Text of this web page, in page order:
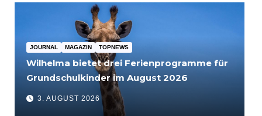
JOURNAL MAGAZIN TOPNEWS
Wilhelma bietet drei Ferienprogramme für
Grundschulkinder im August 2026
3. AUGUST 2026